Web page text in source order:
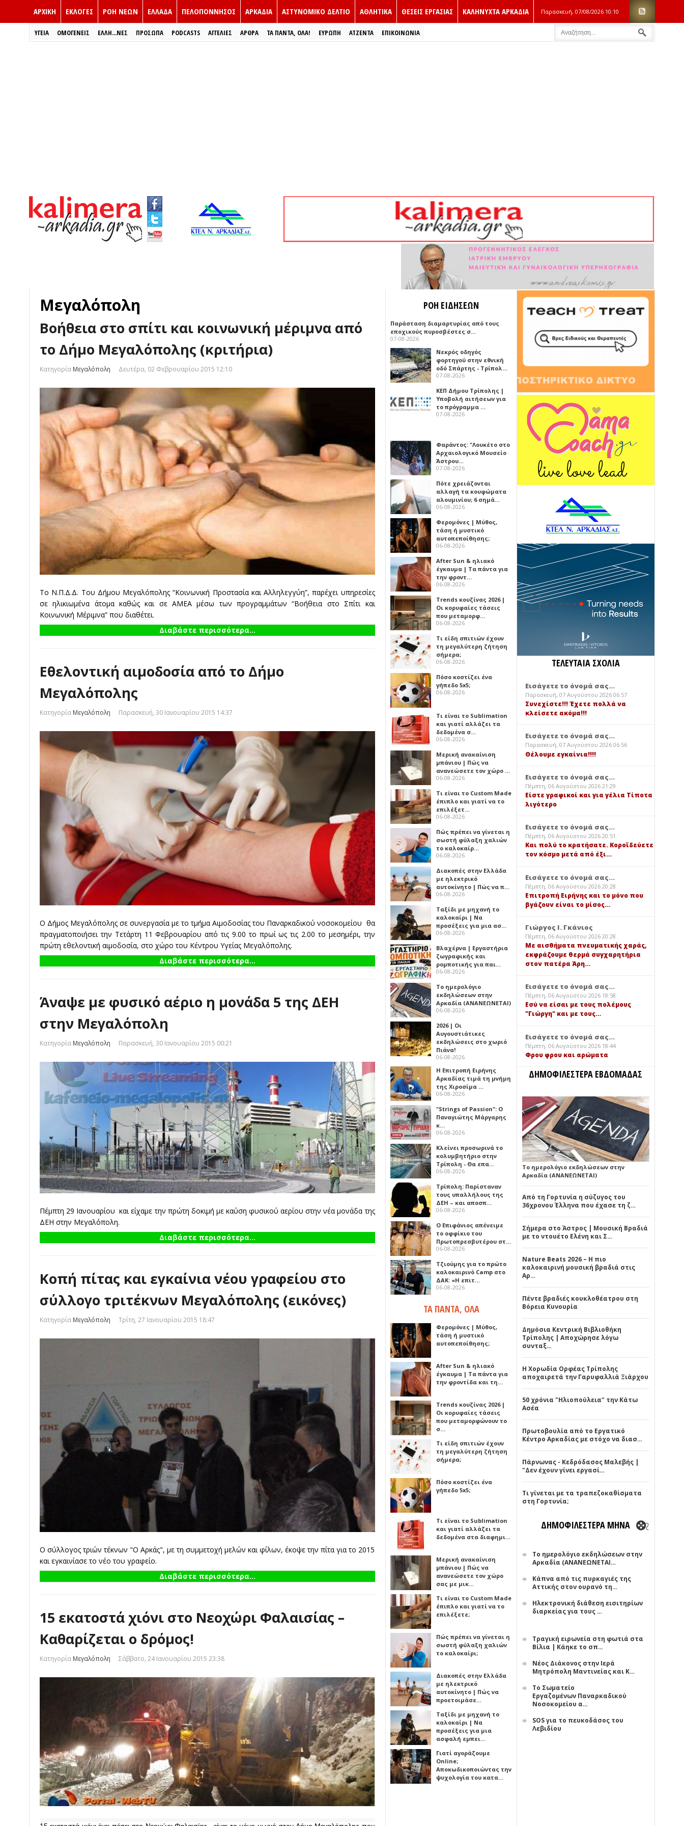
ΑΡΧΙΚΗ ΕΚΛΟΓΈΣ ΡΟΗ ΝΕΩΝ ΕΛΛΑΔΑ ΠΕΛΟΠΟΝΝΗΣΟΣ ΑΡΚΑΔΙΑ ΑΣΤΥΝΟΜΙΚΟ ΔΕΛΤΙΟ ΑΘΛΗΤΙΚΑ ΘΕΣΕΙΣ ΕΡΓΑΣΙΑΣ ΚΑΛΗΝΥΧΤΑ ΑΡΚΑΔΙΑ Παρασκευή, 07/08/2026 10:10
ΥΓΕΙΑ ΟΜΟΓΕΝΕΙΣ ΈΛΛΗ...ΝΕΣ ΠΡΌΣΩΠΑ PODCASTS ΑΓΓΕΛΙΕΣ ΑΡΘΡΑ ΤΑ ΠΑΝΤΑ, ΟΛΑ! ΕΥΡΏΠΗ ΑΤΖΕΝΤΑ ΕΠΙΚΟΙΝΩΝΙΑ
Μεγαλόπολη
Βοήθεια στο σπίτι και κοινωνική μέριμνα από
το Δήμο Μεγαλόπολης (κριτήρια)
Κατηγορία Μεγαλόπολη Δευτέρα, 02 Φεβρουαρίου 2015 12:10
Το Ν.Π.Δ.Δ. Του Δήμου Μεγαλόπολης “Κοινωνική Προστασία και Αλληλεγγύη”, παρέχει υπηρεσίες
σε ηλικιωμένα άτομα καθώς και σε ΑΜΕΑ μέσω των προγραμμάτων “Βοήθεια στο Σπίτι και
Κοινωνική Μέριμνα” που διαθέτει.
Διαβάστε περισσότερα...
Εθελοντική αιμοδοσία από το Δήμο
Μεγαλόπολης
Κατηγορία Μεγαλόπολη Παρασκευή, 30 Ιανουαρίου 2015 14:37
Ο Δήμος Μεγαλόπολης σε συνεργασία με το τμήμα Αιμοδοσίας του Παναρκαδικού νοσοκομείου θα
πραγματοποιήσει την Τετάρτη 11 Φεβρουαρίου από τις 9.00 το πρωί ως τις 2.00 το μεσημέρι, την
πρώτη εθελοντική αιμοδοσία, στο χώρο του Κέντρου Υγείας Μεγαλόπολης.
Διαβάστε περισσότερα...
Άναψε με φυσικό αέριο η μονάδα 5 της ΔΕΗ
στην Μεγαλόπολη
Κατηγορία Μεγαλόπολη Παρασκευή, 30 Ιανουαρίου 2015 00:21
Πέμπτη 29 Ιανουαρίου και είχαμε την πρώτη δοκιμή με καύση φυσικού αερίου στην νέα μονάδα της
ΔΕΗ στην Μεγαλόπολη.
Διαβάστε περισσότερα...
Κοπή πίτας και εγκαίνια νέου γραφείου στο
σύλλογο τριτέκνων Μεγαλόπολης (εικόνες)
Κατηγορία Μεγαλόπολη Τρίτη, 27 Ιανουαρίου 2015 18:47
Ο σύλλογος τριών τέκνων "Ο Αρκάς", με τη συμμετοχή μελών και φίλων, έκοψε την πίτα για το 2015
και εγκαινίασε το νέο του γραφείο.
Διαβάστε περισσότερα...
15 εκατοστά χιόνι στο Νεοχώρι Φαλαισίας –
Καθαρίζεται ο δρόμος!
Κατηγορία Μεγαλόπολη Σάββατο, 24 Ιανουαρίου 2015 23:38
ΡΟΗ ΕΙΔΗΣΕΩΝ
Παράσταση διαμαρτυρίας από τους
εποχικούς πυροσβέστες σ…
07-08-2026
Νεκρός οδηγός
φορτηγού στην εθνική
οδό Σπάρτης - Τρίπολ…
07-08-2026
ΚΕΠ Δήμου Τρίπολης |
Υποβολή αιτήσεων για
το πρόγραμμα …
07-08-2026
Φαράντος: "Λουκέτο στο
Αρχαιολογικό Μουσείο
Άστρου…
07-08-2026
Πότε χρειάζονται
αλλαγή τα κουφώματα
αλουμινίου; 6 σημά…
06-08-2026
Φερομόνες | Μύθος,
τάση ή μυστικό
αυτοπεποίθησης;
06-08-2026
After Sun & ηλιακό
έγκαυμα | Τα πάντα για
την φροντ…
06-08-2026
Trends κουζίνας 2026 |
Οι κορυφαίες τάσεις
που μεταμορφ…
06-08-2026
Τι είδη σπιτιών έχουν
τη μεγαλύτερη ζήτηση
σήμερα;
06-08-2026
Πόσο κοστίζει ένα
γήπεδο 5x5;
06-08-2026
Τι είναι το Sublimation
και γιατί αλλάζει τα
δεδομένα σ…
06-08-2026
Μερική ανακαίνιση
μπάνιου | Πώς να
ανανεώσετε τον χώρο …
06-08-2026
Τι είναι το Custom Made
έπιπλο και γιατί να το
επιλέξετ…
06-08-2026
Πώς πρέπει να γίνεται η
σωστή φύλαξη χαλιών
το καλοκαίρ…
06-08-2026
Διακοπές στην Ελλάδα
με ηλεκτρικό
αυτοκίνητο | Πώς να π…
06-08-2026
Ταξίδι με μηχανή το
καλοκαίρι | Να
προσέξεις για μια ασ…
06-08-2026
Βλαχέρνα | Εργαστήρια
ζωγραφικής και
ρομποτικής για παι…
06-08-2026
Το ημερολόγιο
εκδηλώσεων στην
Αρκαδία (ΑΝΑΝΕΩΝΕΤΑΙ)
06-08-2026
2026 | Οι
Αυγουστιάτικες
εκδηλώσεις στο χωριό
Πιάνα!
06-08-2026
Η Επιτροπή Ειρήνης
Αρκαδίας τιμά τη μνήμη
της Χιροσίμα …
06-08-2026
"Strings of Passion": Ο
Παναγιώτης Μάργαρης
κ…
06-08-2026
Κλείνει προσωρινά το
κολυμβητήριο στην
Τρίπολη - Θα επα…
06-08-2026
Τρίπολη: Παρίσταναν
τους υπαλλήλους της
ΔΕΗ – και αποσπ…
06-08-2026
Ο Επιφάνιος απένειμε
το οφφίκιο του
Πρωτοπρεσβυτέρου στ…
06-08-2026
Τζιούμης για το πρώτο
καλοκαιρινό Camp στο
ΔΑΚ: «Η επιτ…
06-08-2026
ΤΑ ΠΑΝΤΑ, ΟΛΑ
Φερομόνες | Μύθος,
τάση ή μυστικό
αυτοπεποίθησης;
After Sun & ηλιακό
έγκαυμα | Τα πάντα για
την φροντίδα και τη…
Trends κουζίνας 2026 |
Οι κορυφαίες τάσεις
που μεταμορφώνουν το
σ…
Τι είδη σπιτιών έχουν
τη μεγαλύτερη ζήτηση
σήμερα;
Πόσο κοστίζει ένα
γήπεδο 5x5;
Τι είναι το Sublimation
και γιατί αλλάζει τα
δεδομένα στα διαφημι…
Μερική ανακαίνιση
μπάνιου | Πώς να
ανανεώσετε τον χώρο
σας με μικ…
Τι είναι το Custom Made
έπιπλο και γιατί να το
επιλέξετε;
Πώς πρέπει να γίνεται η
σωστή φύλαξη χαλιών
το καλοκαίρι;
Διακοπές στην Ελλάδα
με ηλεκτρικό
αυτοκίνητο | Πώς να
προετοιμάσε…
Ταξίδι με μηχανή το
καλοκαίρι | Να
προσέξεις για μια
ασφαλή εμπει…
Γιατί αγοράζουμε
Online;
Αποκωδικοποιώντας την
ψυχολογία του κατα…
ΤΕΛΕΥΤΑΙΑ ΣΧΟΛΙΑ
Εισάγετε το όνομά σας...
Παρασκευή, 07 Αυγούστου 2026 06:57
Συνεχίστε!!! Έχετε πολλά να
κλείσετε ακόμα!!!
Εισάγετε το όνομά σας...
Παρασκευή, 07 Αυγούστου 2026 06:56
Θέλουμε εγκαίνια!!!!
Εισάγετε το όνομά σας...
Πέμπτη, 06 Αυγούστου 2026 21:29
Είστε γραφικοί και για γέλια Τίποτα
λιγότερο
Εισάγετε το όνομά σας...
Πέμπτη, 06 Αυγούστου 2026 20:51
Και πολύ το κρατήσατε. Κοροϊδεύετε
τον κόσμο μετά από έξι…
Εισάγετε το όνομά σας...
Πέμπτη, 06 Αυγούστου 2026 20:28
Επιτροπή Ειρήνης και το μόνο που
βγάζουν είναι το μίσος…
Γιώργος Ι. Γκάνιος
Πέμπτη, 06 Αυγούστου 2026 20:28
Με αισθήματα πνευματικής χαράς,
εκφράζουμε θερμά συγχαρητήρια
στον πατέρα Άρη…
Εισάγετε το όνομά σας...
Πέμπτη, 06 Αυγούστου 2026 18:58
Εσύ να είσαι με τους πολέμους
"Γιώργη" και με τους…
Εισάγετε το όνομά σας...
Πέμπτη, 06 Αυγούστου 2026 18:44
Φρου φρου και αρώματα
ΔΗΜΟΦΙΛΕΣΤΕΡΑ ΕΒΔΟΜΑΔΑΣ
Το ημερολόγιο εκδηλώσεων στην
Αρκαδία (ΑΝΑΝΕΩΝΕΤΑΙ)
Από τη Γορτυνία η σύζυγος του
36χρονου Έλληνα που έχασε τη ζ…
Σήμερα στο Άστρος | Μουσική Βραδιά
με το ντουέτο Ελένη και Σ…
Nature Beats 2026 – Η πιο
καλοκαιρινή μουσική βραδιά στις
Αρ…
Πέντε βραδιές κουκλοθέατρου στη
Βόρεια Κυνουρία
Δημόσια Κεντρική Βιβλιοθήκη
Τρίπολης | Αποχώρησε λόγω
συνταξ…
Η Χορωδία Ορφέας Τρίπολης
αποχαιρετά την Γαρυφαλλιά Ξιάρχου
50 χρόνια "Ηλιοπούλεια" την Κάτω
Ασέα
Πρωτοβουλία από το Εργατικό
Κέντρο Αρκαδίας με στόχο να διασ…
Πάρνωνας - Κεδρόδασος Μαλεβής |
"Δεν έχουν γίνει εργασί…
Τι γίνεται με τα τραπεζοκαθίσματα
στη Γορτυνία;
ΔΗΜΟΦΙΛΕΣΤΕΡΑ ΜΗΝΑ
Το ημερολόγιο εκδηλώσεων στην
Αρκαδία (ΑΝΑΝΕΩΝΕΤΑΙ…
Κάπνα από τις πυρκαγιές της
Αττικής στον ουρανό τη…
Ηλεκτρονική διάθεση εισιτηρίων
διαρκείας για τους …
Τραγική ειρωνεία στη φωτιά στα
Βίλια | Κάηκε το σπ…
Νέος Διάκονος στην Ιερά
Μητρόπολη Μαντινείας και Κ…
Το Σωματείο
Εργαζομένων Παναρκαδικού
Νοσοκομείου α…
SOS για το πευκοδάσος του
Λεβιδίου